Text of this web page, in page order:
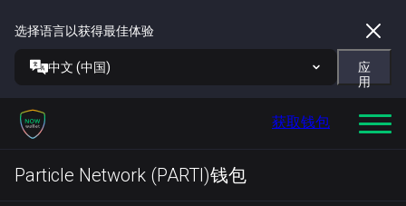
选择语言以获得最佳体验
中文 (中国)
应
用
获取钱包
Particle Network (PARTI)钱包